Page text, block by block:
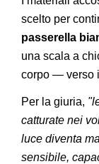
scelto per
passerella
una scala a
corpo — verso
Per la giuria,
catturate nei
luce diventa
sensibile,